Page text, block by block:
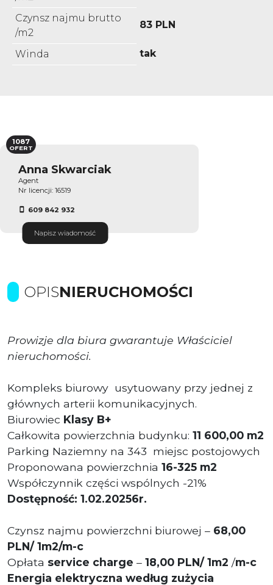
Czynsz najmu brutto
/m2
83 PLN
Winda tak
Anna Skwarciak
Agent
Nr licencji: 16519
609 842 932
Napisz wiadomość
1087
OFERT
OPISNIERUCHOMOŚCI
Prowizje dla biura gwarantuje Właściciel
nieruchomości.
Kompleks biurowy usytuowany przy jednej z
głównych arterii komunikacyjnych.
Biurowiec Klasy B+
Całkowita powierzchnia budynku: 11 600,00 m2
Parking Naziemny na 343 miejsc postojowych
Proponowana powierzchnia 16-325 m2
Współczynnik części wspólnych -21%
Dostępność: 1.02.20256r.
Czynsz najmu powierzchni biurowej – 68,00
PLN/ 1m2/m-c
Opłata service charge – 18,00 PLN/ 1m2 /m-c
Energia elektryczna według zużycia